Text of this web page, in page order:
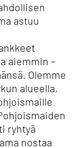
astuu
aiemmin –
Olemme
alueella,
ryhtyä
nostaa